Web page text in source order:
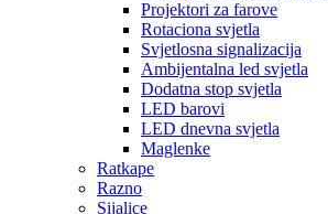
Projektori za farove
Rotaciona svjetla
Svjetlosna signalizacija
Ambijentalna led svjetla
Dodatna stop svjetla
LED barovi
LED dnevna svjetla
Maglenke
Ratkape
Razno
Sijalice